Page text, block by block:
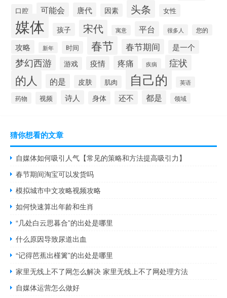
口腔 可能会 唐代 因素 头条 女性
媒体 孩子 宋代 寓意 平台 很多人 您的
攻略 新年 时间 春节 春节期间 是一个
梦幻西游 游戏 疫情 疼痛 疾病 症状
的人 的是 皮肤 肌肉 自己的 英语
药物 视频 诗人 身体 还不 都是 领域
猜你想看的文章
自媒体如何吸引人气【常见的策略和方法提高吸引力】
春节期间淘宝可以发货吗
模拟城市中文攻略视频攻略
如何快速算出年龄和生肖
“几处白云思暮合”的出处是哪里
什么原因导致尿道出血
“记得芭蕉出槿篱”的出处是哪里
家里无线上不了网怎么解决 家里无线上不了网处理方法
自媒体运营怎么做好